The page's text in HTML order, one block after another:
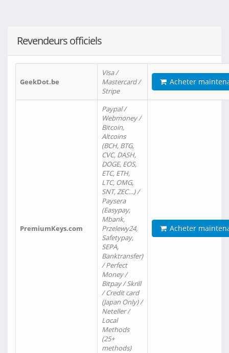
Revendeurs officiels
GeekDot.be
Visa /
Mastercard /
Stripe
Acheter
PremiumKeys.com
Paypal /
Webmoney /
Bitcoin,
Altcoins
(BCH, BTG,
CVC, DASH,
DOGE, EOS,
ETC, ETH,
LTC, OMG,
SNT, ZEC…) /
Paysera
(Easypay,
Mbank,
Przelewy24,
Safetypay,
SEPA,
Banktransfer)
/ Perfect
Money /
Bitpay / Skrill
/ Credit card
(Japan Only) /
Neteller /
Local
Methods
(25+
methods)
Acheter